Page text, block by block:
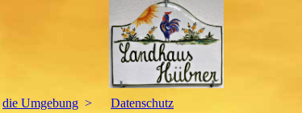
die Umgebung Datenschutz